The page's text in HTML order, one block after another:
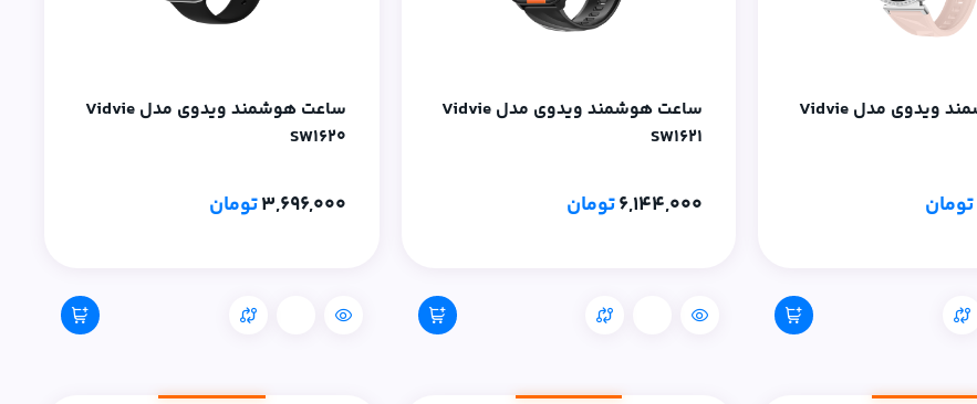
ساعت هوشمند ویدوی مدل Vidvie
تومان
ساعت هوشمند ویدوی مدل Vidvie
SW1621
6,144,000تومان
ساعت هوشمند ویدوی مدل Vidvie
SW1620
3,696,000تومان